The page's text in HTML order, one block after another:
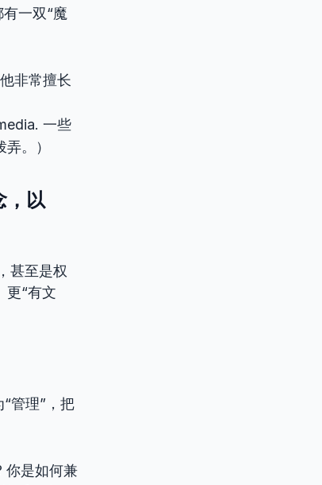
一双“魔
非常擅长
一些
。）
，以
甚至是权
更“有文
管理”，把
是如何兼